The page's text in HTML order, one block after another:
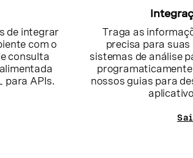
de integrar
com o
consulta
para APIs.
Traga as
precisa para
sistemas de análise
nossos guias para